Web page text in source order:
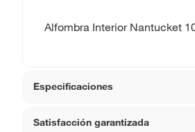
Alfombra Interior Nantucket
Especificaciones
Detalle de la garantía
Satisfacción garantizada